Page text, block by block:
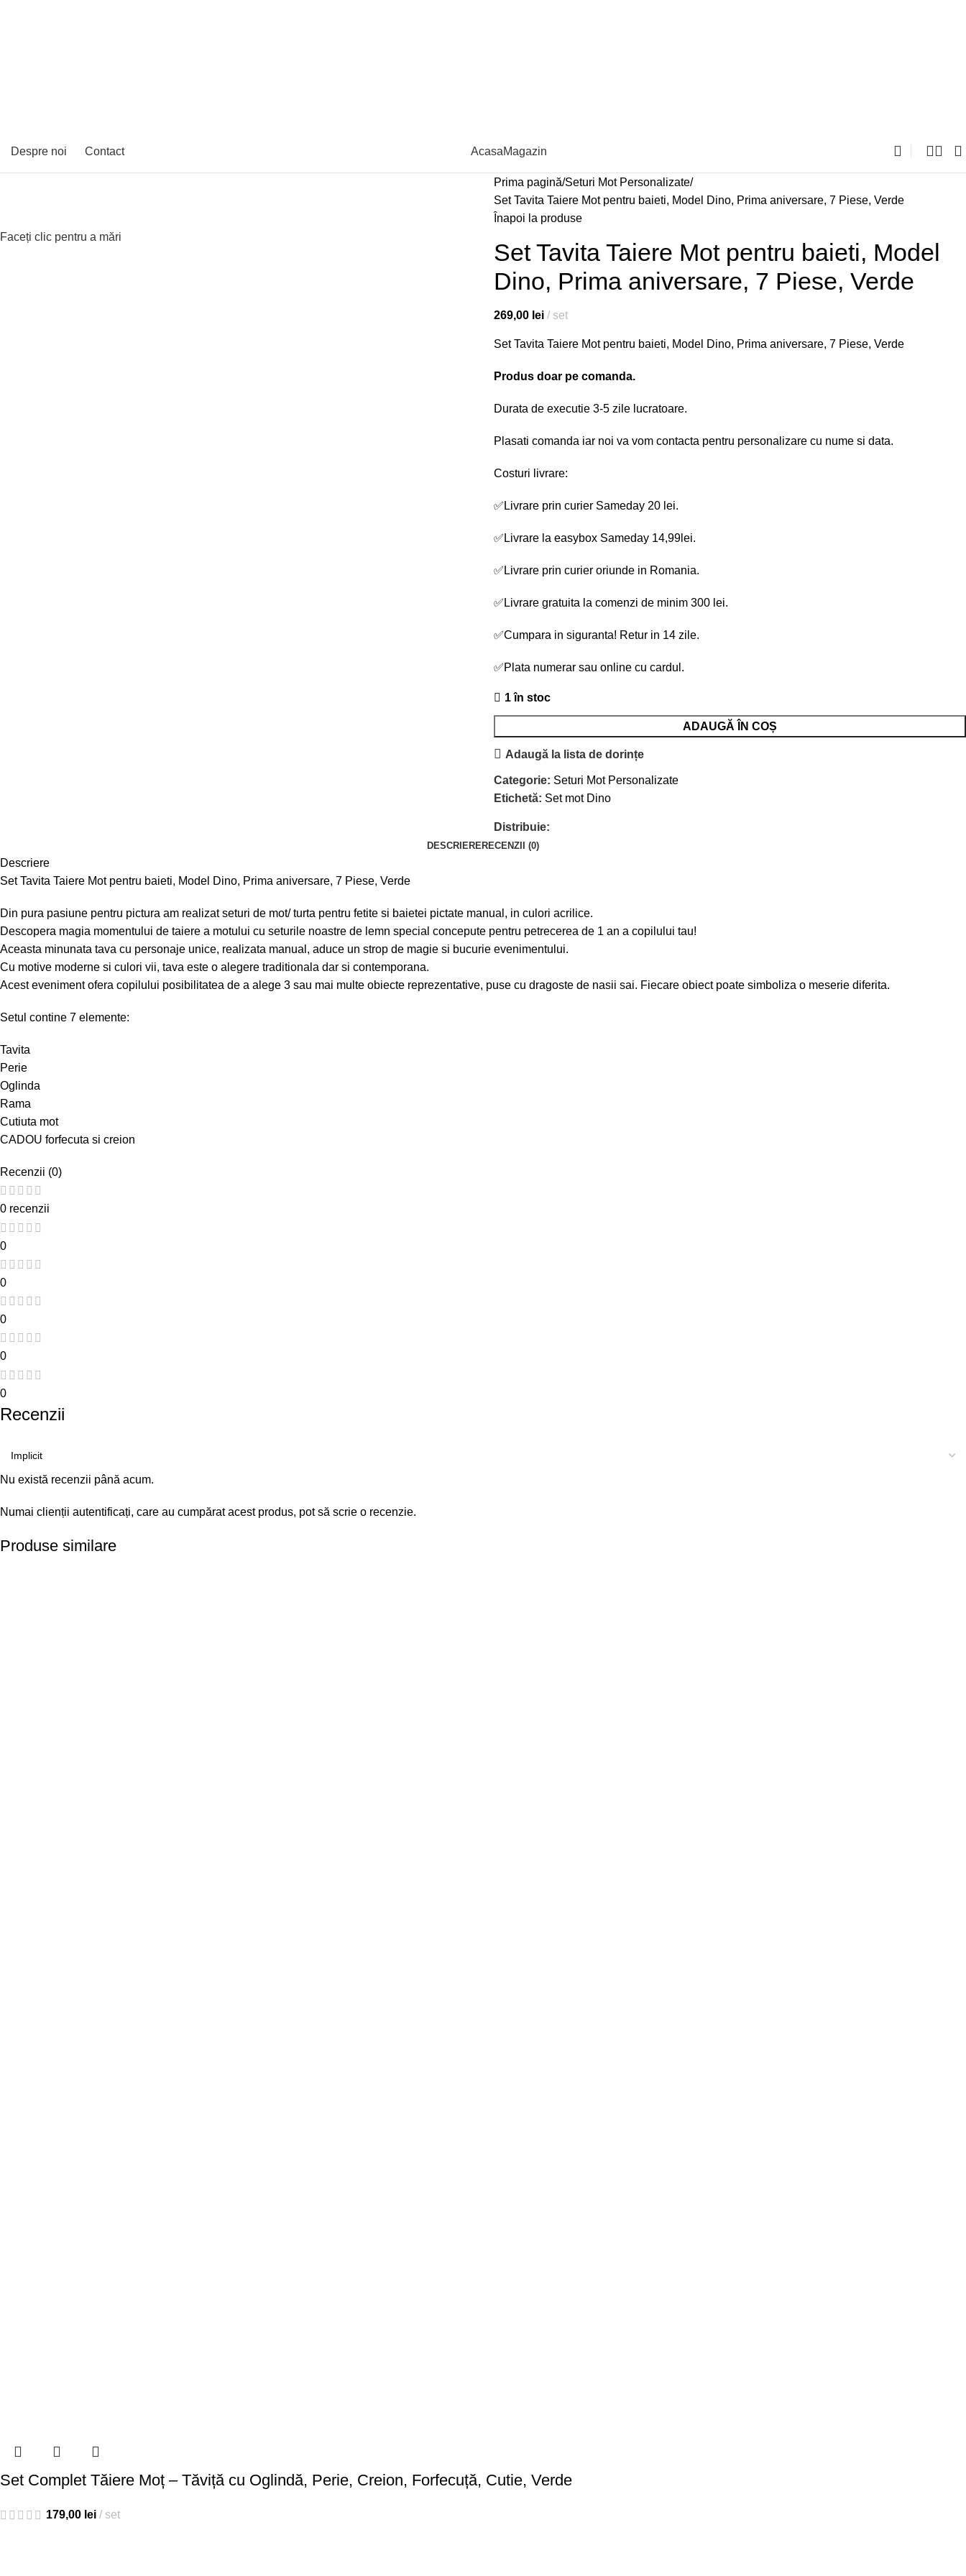
Despre noi Contact AcasaMagazin
Faceți clic pentru a mări
Prima pagină Seturi Mot Personalizate
Set Tavita Taiere Mot pentru baieti, Model Dino, Prima aniversare, 7 Piese, Verde
Înapoi la produse
Set Tavita Taiere Mot pentru baieti, Model
Dino, Prima aniversare, 7 Piese, Verde
269,00 lei set
Set Tavita Taiere Mot pentru baieti, Model Dino, Prima aniversare, 7 Piese, Verde
Produs doar pe comanda.
Durata de executie 3-5 zile lucratoare.
Plasati comanda iar noi va vom contacta pentru personalizare cu nume si data.
Costuri livrare:
✅ Livrare prin curier Sameday 20 lei.
✅ Livrare la easybox Sameday 14,99lei.
✅ Livrare prin curier oriunde in Romania.
✅ Livrare gratuita la comenzi de minim 300 lei.
✅Cumpara in siguranta! Retur in 14 zile.
✅Plata numerar sau online cu cardul.
1 în stoc
ADAUGĂ ÎN COȘ
Adaugă la lista de dorințe
Categorie: Seturi Mot Personalizate
Etichetă: Set mot Dino
Distribuie:
DESCRIERERECENZII (0)
Descriere
Set Tavita Taiere Mot pentru baieti, Model Dino, Prima aniversare, 7 Piese, Verde
Din pura pasiune pentru pictura am realizat seturi de mot/ turta pentru fetite si baietei pictate manual, in culori acrilice.
Descopera magia momentului de taiere a motului cu seturile noastre de lemn special concepute pentru petrecerea de 1 an a copilului tau!
Aceasta minunata tava cu personaje unice, realizata manual, aduce un strop de magie si bucurie evenimentului.
Cu motive moderne si culori vii, tava este o alegere traditionala dar si contemporana.
Acest eveniment ofera copilului posibilitatea de a alege 3 sau mai multe obiecte reprezentative, puse cu dragoste de nasii sai. Fiecare obiect poate simboliza o meserie diferita.
Setul contine 7 elemente:
Tavita
Perie
Oglinda
Rama
Cutiuta mot
CADOU forfecuta si creion
Recenzii (0)
0 recenzii
0
0
0
0
0
Recenzii
Nu există recenzii până acum.
Numai clienții autentificați, care au cumpărat acest produs, pot să scrie o recenzie.
Produse similare
Set Complet Tăiere Moț – Tăviță cu Oglindă, Perie, Creion, Forfecuță, Cutie, Verde
179,00 lei set